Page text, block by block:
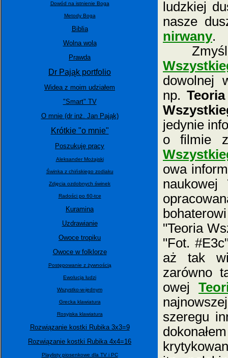
Dowód na istnienie Boga
Metody Boga
Biblia
Wolna wola
Prawda
Dr Pająk portfolio
Widea z moim udziałem
"Smart" TV
O mnie (dr inż. Jan Pająk)
Krótkie "o mnie"
Poszukuję pracy
Aleksander Możajski
Świnka z chińskiego zodiaku
Zdjęcia ozdobnych świnek
Radości po 60-tce
Kuramina
Uzdrawianie
Owoce tropiku
Owoce w folklorze
Postępowanie z żywnością
Ewolucja ludzi
Wszystko-w-jednym
Grecka klawiatura
Rosyjska klawiatura
Rozwiązanie kostki Rubika 3x3=9
Rozwiązanie kostki Rubika 4x4=16
Playlisty piosenkowe dla TV i PC
ludzkiej
nasze
nirwany.
Zmyślne
dowolnej
np.
jedynie
o filmie
owa
naukowej
"Teoria
"Fot.
aż tak
zarówno
owej
szeregu